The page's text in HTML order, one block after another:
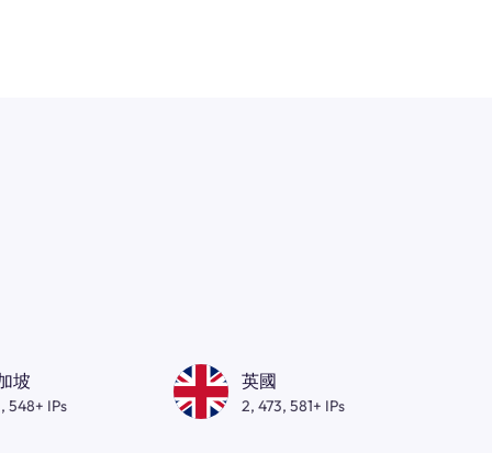
坡
548+ IPs
英國
2, 473, 581+ IPs